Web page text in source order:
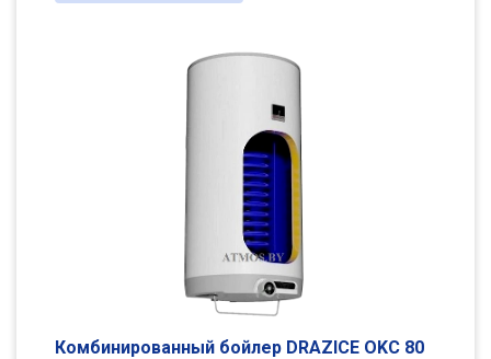
Комбинированный бойлер DRAZICE OKC 80